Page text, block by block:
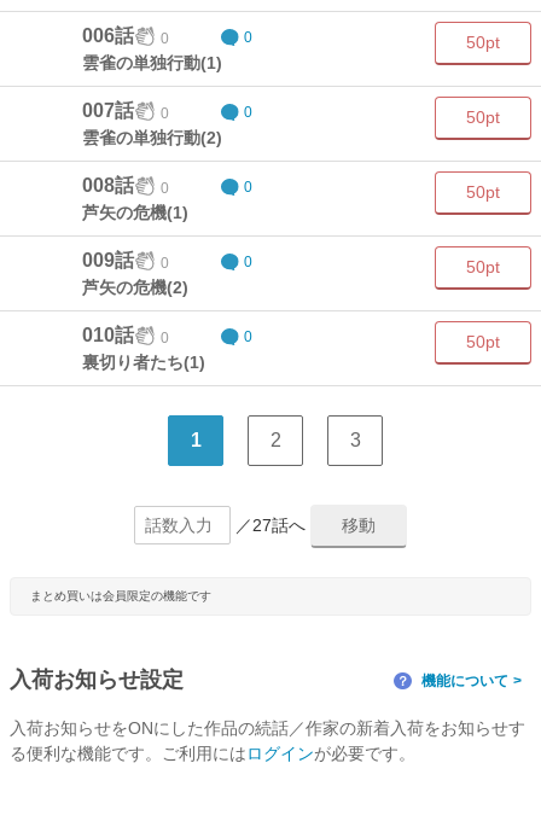
006話 0 0
雲雀の単独行動(1)
50pt
007話 0 0
雲雀の単独行動(2)
50pt
008話 0 0
芦矢の危機(1)
50pt
009話 0 0
芦矢の危機(2)
50pt
010話 0 0
裏切り者たち(1)
50pt
1 2 3
／27話へ
まとめ買いは会員限定の機能です
入荷お知らせ設定 ？ 機能について
入荷お知らせをONにした作品の続話／作家の新着入荷をお知らせす
る便利な機能です。ご利用にはログインが必要です。